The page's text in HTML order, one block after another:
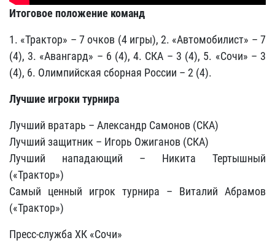
Итоговое положение команд
1. «Трактор» – 7 очков (4 игры), 2. «Автомобилист» – 7
(4), 3. «Авангард» – 6 (4), 4. СКА – 3 (4), 5. «Сочи» – 3
(4), 6. Олимпийская сборная России – 2 (4).
Лучшие игроки турнира
Лучший вратарь – Александр Самонов (СКА)
Лучший защитник – Игорь Ожиганов (СКА)
Лучший нападающий – Никита Тертышный
(«Трактор»)
Самый ценный игрок турнира – Виталий Абрамов
(«Трактор»)
Пресс-служба ХК «Сочи»